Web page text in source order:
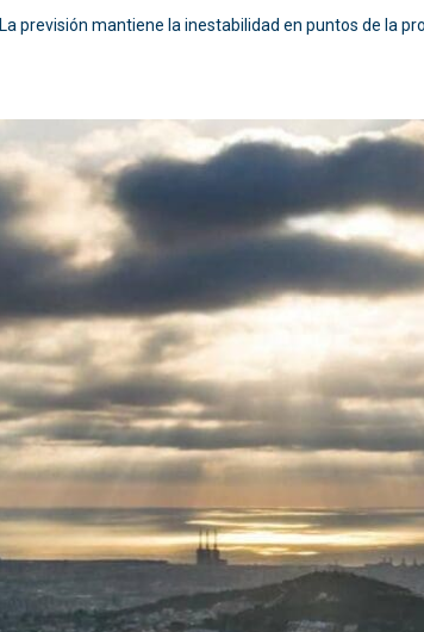
La previsión mantiene la inestabilidad en puntos de la